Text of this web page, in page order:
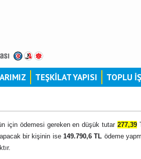
TEŞKİLAT YAPISI TOPLU
için ödemesi gereken en düşük tutar 277,39
bir kişinin ise149.790,6 TL ödeme